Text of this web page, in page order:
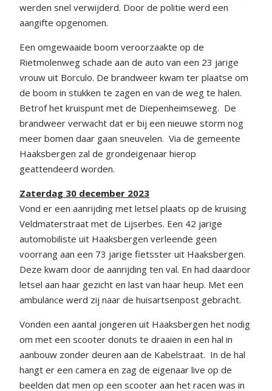
werden snel verwijderd. Door de politie werd een
aangifte opgenomen.
Een omgewaaide boom veroorzaakte op de
Rietmolenweg schade aan de auto van een 23 jarige
vrouw uit Borculo. De brandweer kwam ter plaatse om
de boom in stukken te zagen en van de weg te halen.
Betrof het kruispunt met de Diepenheimseweg. De
brandweer verwacht dat er bij een nieuwe storm nog
meer bomen daar gaan sneuvelen. Via de gemeente
Haaksbergen zal de grondeigenaar hierop
geattendeerd worden.
Zaterdag 30 december 2023
Vond er een aanrijding met letsel plaats op de kruising
Veldmaterstraat met de Lijserbes. Een 42 jarige
automobiliste uit Haaksbergen verleende geen
voorrang aan een 73 jarige fietsster uit Haaksbergen.
Deze kwam door de aanrijding ten val. En had daardoor
letsel aan haar gezicht en last van haar heup. Met een
ambulance werd zij naar de huisartsenpost gebracht.
Vonden een aantal jongeren uit Haaksbergen het nodig
om met een scooter donuts te draaien in een hal in
aanbouw zonder deuren aan de Kabelstraat. In de hal
hangt er een camera en zag de eigenaar live op de
beelden dat men op een scooter aan het racen was in